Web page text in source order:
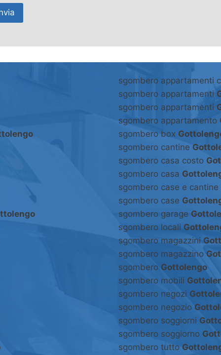
sgombero appartamenti
sgombero appartamenti
sgombero appartamenti
sgombero appartamento
sgombero box
sgombero cantine
sgombero casa costo
sgombero casa
sgombero case e cantine
sgombero case
sgombero garage
sgombero locali
sgombero magazzini
sgombero magazzino
sgombero Gottolengo
sgombero mobili
sgombero negozi
sgombero negozio
sgombero soggiorni
sgombero soggiorno
sgombero tutto